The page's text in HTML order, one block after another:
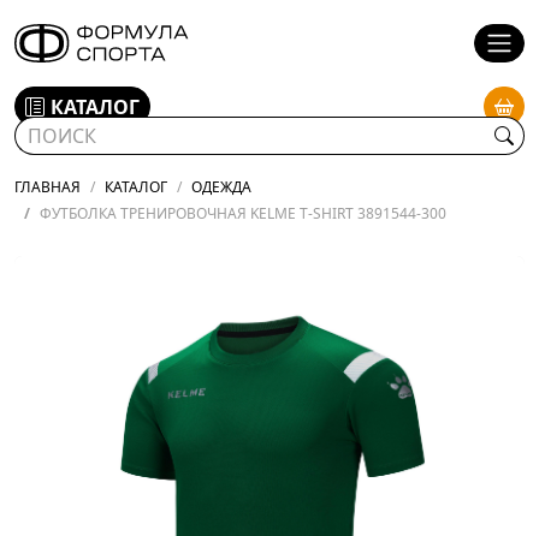
КАТАЛОГ
ГЛАВНАЯ КАТАЛОГ
ОДЕЖДА
ФУТБОЛКА ТРЕНИРОВОЧНАЯ KELME T-SHIRT 3891544-300